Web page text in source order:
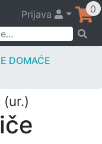
Prijava 0
DOMAĆE